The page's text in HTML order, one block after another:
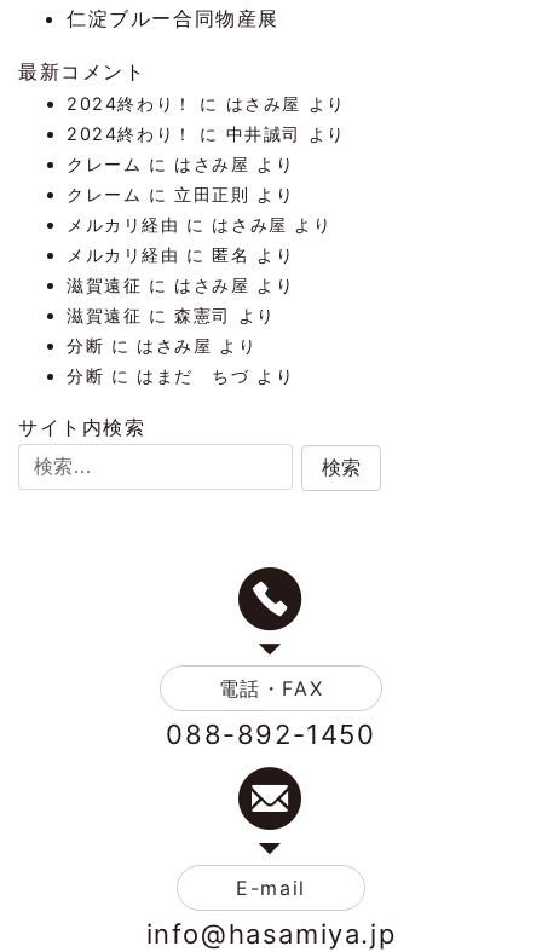
仁淀ブルー合同物産展
最新コメント
2024終わり！ に はさみ屋
より
2024終わり！
に 中井誠司
より
クレーム に はさみ屋 より
クレーム に 立田正則 より
メルカリ経由 に はさみ屋 より
メルカリ経由 に匿名
より
滋賀遠征 に はさみ屋 より
滋賀遠征 に森憲司
より
分断 に はさみ屋 より
分断 に はまだ ちづ より
サイト内検索
電話・FAX
088-892-1450
E-mail
info@hasamiya.jp